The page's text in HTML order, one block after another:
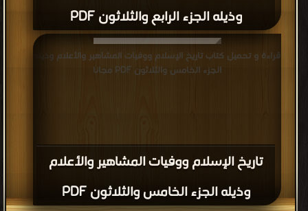
وذيله الجزء الرابع والثلاثون PDF
تاريخ الإسلام ووفيات المشاهير والأعلام
وذيله الجزء الخامس والثلاثون PDF
قراءة و تحميل كتاب تاريخ الإسلام ووفيات المشاهير والأعلام وذيله
الجزء الخامس والثلاثون PDF مجانا